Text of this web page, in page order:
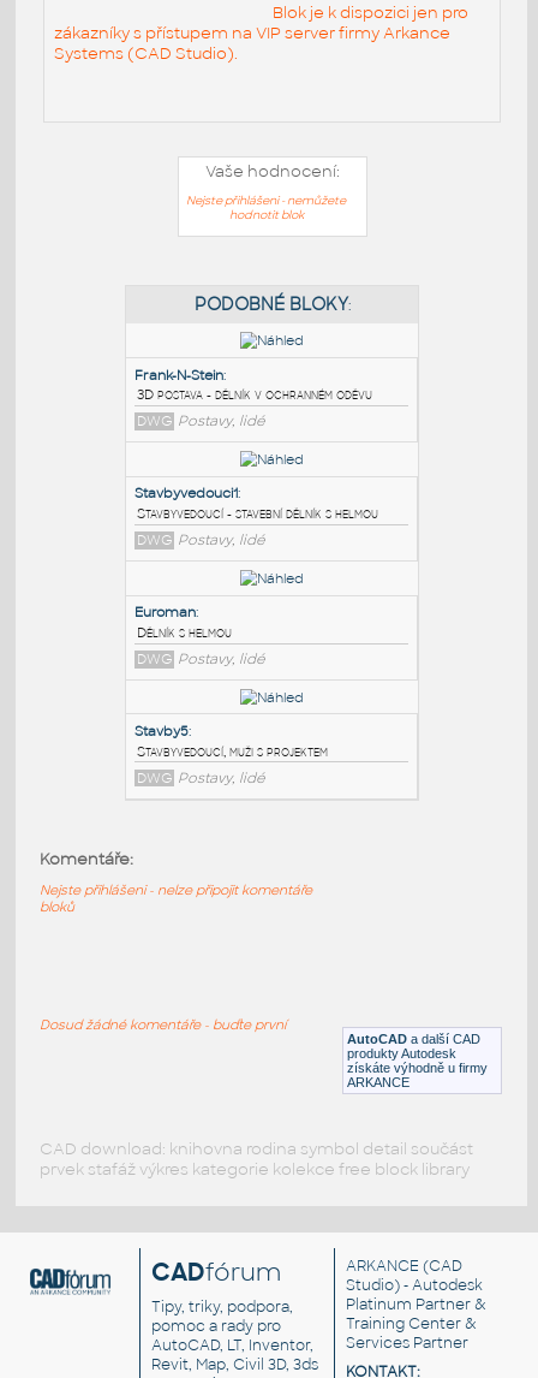
Blok je k dispozici jen pro
zákazníky s přístupem na VIP server firmy Arkance
Systems (CAD Studio).
Vaše hodnocení:
Nejste přihlášeni - nemůžete
hodnotit blok
PODOBNÉ BLOKY
Frank-N-Stein:
3D postava - dělník v ochranném oděvu
DWG Postavy, lidé
Stavbyvedouci1:
Stavbyvedoucí - stavební dělník s helmou
DWG Postavy, lidé
Dělník s helmou
Stavbyvedoucí, muži s projektem
AutoCAD a další CAD
produkty Autodesk
získáte výhodně u firmy
ARKANCE
Komentáře:
Nejste přihlášeni - nelze připojit komentáře
bloků
Dosud žádné komentáře - buďte první
CAD download: knihovna rodina symbol detail součást
prvek stafáž výkres kategorie kolekce free block library
CADfórum
Tipy, triky, podpora,
pomoc a rady pro
AutoCAD, LT, Inventor,
Revit, Map, Civil 3D, 3ds
ARKANCE (CAD
Studio) - Autodesk
Platinum Partner &
Training Center &
Services Partner
KONTAKT: